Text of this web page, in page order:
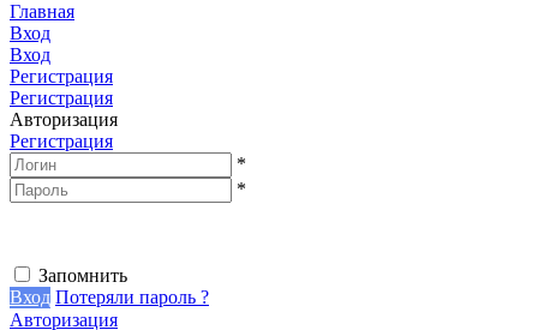
Главная
Вход
Вход
Регистрация
Регистрация
Авторизация
Регистрация
*
*
Запомнить
Вход Потеряли пароль ?
Авторизация